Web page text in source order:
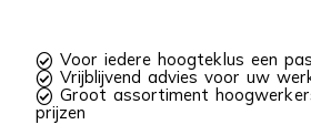
 Voor iedere hoogteklus een
 Vrijblijvend advies voor uw
 Groot assortiment
prijzen